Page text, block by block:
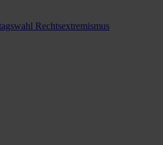
Rechtsextremismus